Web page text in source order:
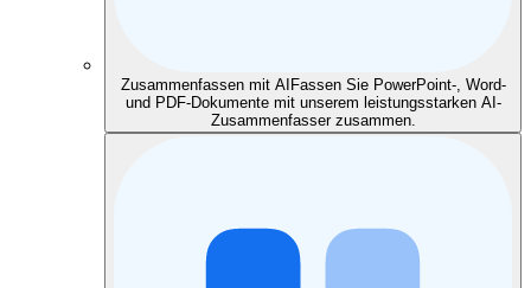
Zusammenfassen mit AI Fassen Sie PowerPoint-, Word-
und PDF-Dokumente mit unserem leistungsstarken AI-
Zusammenfasser zusammen.